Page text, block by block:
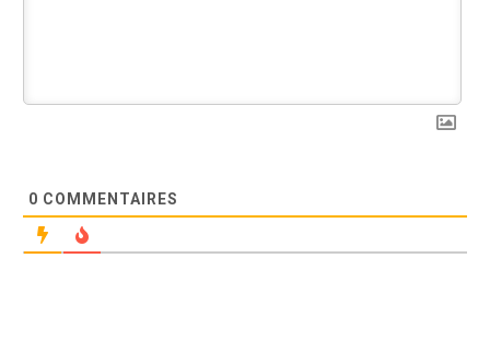
0 COMMENTAIRES